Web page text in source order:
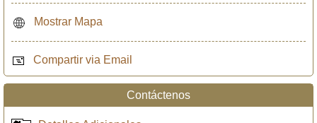
Mostrar Mapa
Compartir via Email
Contáctenos